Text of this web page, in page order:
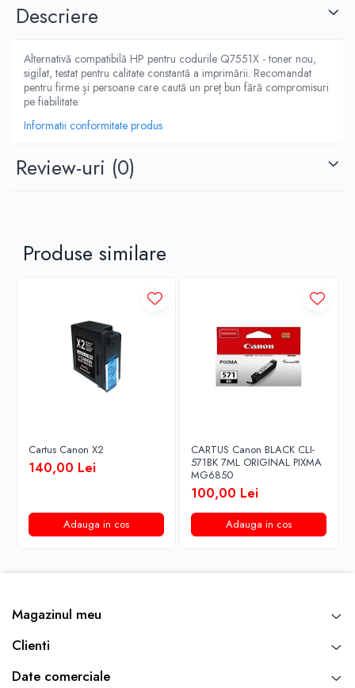
Descriere
Alternativă compatibilă HP pentru codurile Q7551X - toner nou,
sigilat, testat pentru calitate constantă a imprimării. Recomandat
pentru firme și persoane care caută un preț bun fără compromisuri
pe fiabilitate.
Informatii conformitate produs
Review-uri (0)
Produse similare
Cartus Canon X2
140,00 Lei
Adauga in cos
CARTUS Canon BLACK CLI-
571BK 7ML ORIGINAL PIXMA
MG6850
100,00 Lei
Adauga in cos
Magazinul meu
Clienti
Date comerciale